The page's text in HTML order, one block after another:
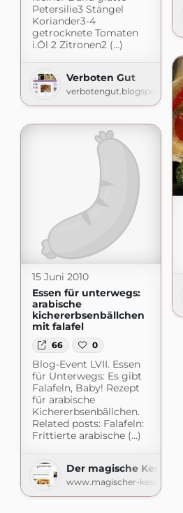
Petersilie3 Stängel
Koriander3-4
getrocknete Tomaten
i.Öl 2 Zitronen2 (...)
Verboten Gut
verbotengut.blogspot.com
15 Juni 2010
Essen für unterwegs:
arabische
kichererbsenbällchen
mit falafel
66 0
Blog-Event LVII. Essen
für Unterwegs: Es gibt
Falafeln, Baby! Rezept
für arabische
Kichererbsenbällchen.
Related posts: Falafeln:
Frittierte arabische (...)
Der magische Kessel
www.magischer-kessel.de